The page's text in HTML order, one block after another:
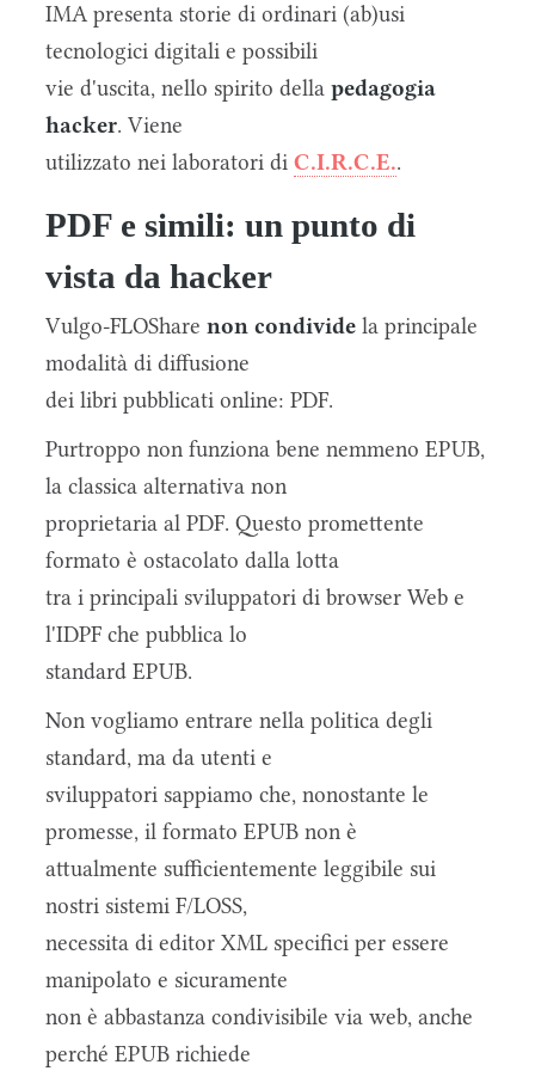
IMA presenta storie di ordinari (ab)usi
tecnologici digitali e possibili
vie d'uscita, nello spirito dellapedagogia
hacker. Viene
utilizzato nei laboratori diC.I.R.C.E..
PDF e simili: un punto di
vista da hacker
Vulgo-FLOSharenon condivide la principale
modalità di diffusione
dei libri pubblicati online: PDF.
Purtroppo non funziona bene nemmeno EPUB,
la classica alternativa non
proprietaria al PDF. Questo promettente
formato è ostacolato dalla lotta
tra i principali sviluppatori di browser Web e
l'IDPF che pubblica lo
standard EPUB.
Non vogliamo entrare nella politica degli
standard, ma da utenti e
sviluppatori sappiamo che, nonostante le
promesse, il formato EPUB non è
attualmente sufficientemente leggibile sui
nostri sistemi F/LOSS,
necessita di editor XML specifici per essere
manipolato e sicuramente
non è abbastanza condivisibile via web, anche
perché EPUB richiede